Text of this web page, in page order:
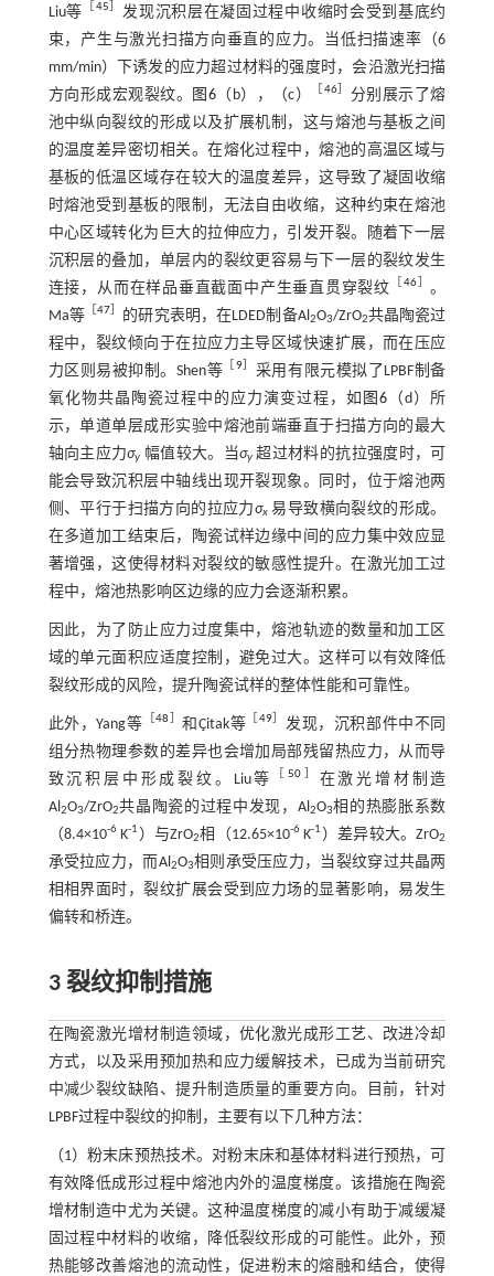
Liu等 ［45］ 发现沉积层在凝固过程中收缩时会受到基底约
束，产生与激光扫描方向垂直的应力。当低扫描速率（6
mm/min）下诱发的应力超过材料的强度时，会沿激光扫描
方向形成宏观裂纹。
图6（b），（c） ［46］ 分别展示了熔
池中纵向裂纹的形成以及扩展机制，这与熔池与基板之间
的温度差异密切相关。在熔化过程中，熔池的高温区域与
基板的低温区域存在较大的温度差异，这导致了凝固收缩
时熔池受到基板的限制，无法自由收缩，这种约束在熔池
中心区域转化为巨大的拉伸应力，引发开裂。随着下一层
沉积层的叠加，单层内的裂纹更容易与下一层的裂纹发生
连接，从而在样品垂直截面中产生垂直贯穿裂纹 ［46］ 。
Ma等［47］ 的研究表明，在LDED制备Al 2O3/ZrO2共晶陶瓷过
程中，裂纹倾向于在拉应力主导区域快速扩展，而在压应
力区则易被抑制。Shen等 ［9］ 采用有限元模拟了LPBF制备
氧化物共晶陶瓷过程中的应力演变过程，如 图6 （d）所
示，单道单层成形实验中熔池前端垂直于扫描方向的最大
轴向主应力σy 幅值较大。当σy 超过材料的抗拉强度时，可
能会导致沉积层中轴线出现开裂现象。同时，位于熔池两
侧、平行于扫描方向的拉应力σx易导致横向裂纹的形成。
在多道加工结束后，陶瓷试样边缘中间的应力集中效应显
著增强，这使得材料对裂纹的敏感性提升。在激光加工过
程中，熔池热影响区边缘的应力会逐渐积累。
因此，为了防止应力过度集中，熔池轨迹的数量和加工区
域的单元面积应适度控制，避免过大。这样可以有效降低
裂纹形成的风险，提升陶瓷试样的整体性能和可靠性。
此外，Yang等 ［48］和Çitak等 ［49］ 发现，沉积部件中不同
组分热物理参数的差异也会增加局部残留热应力，从而导
致沉积层中形成裂纹。Liu等
［50 ］ 在激光增材制造
Al 2O3/ZrO2共晶陶瓷的过程中发现，Al 2O3相的热膨胀系数
（8.4×10-6K-1 ）与ZrO2相（12.65×10-6 K-1 ）差异较大。ZrO2
承受拉应力，而Al 2O3相则承受压应力，当裂纹穿过共晶两
相相界面时，裂纹扩展会受到应力场的显著影响，易发生
偏转和桥连。
3 裂纹抑制措施
在陶瓷激光增材制造领域，优化激光成形工艺、改进冷却
方式，以及采用预加热和应力缓解技术，已成为当前研究
中减少裂纹缺陷、提升制造质量的重要方向。目前，针对
LPBF过程中裂纹的抑制，主要有以下几种方法：
（1）粉末床预热技术。对粉末床和基体材料进行预热，可
有效降低成形过程中熔池内外的温度梯度。该措施在陶瓷
增材制造中尤为关键。这种温度梯度的减小有助于减缓凝
固过程中材料的收缩，降低裂纹形成的可能性。此外，预
热能够改善熔池的流动性，促进粉末的熔融和结合，使得